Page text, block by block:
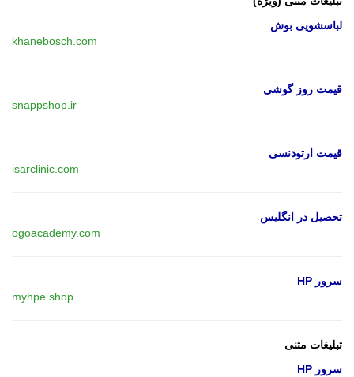
لباسشویی بوش
khanebosch.com
قیمت روز گوشی
snappshop.ir
قیمت ارتودنسی
isarclinic.com
تحصیل در انگلیس
ogoacademy.com
سرور HP
myhpe.shop
تبلیغات متنی
سرور HP